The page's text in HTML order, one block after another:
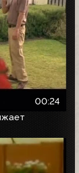
00:24